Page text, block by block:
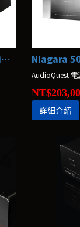
Niagara 7000 電源處理器 AudioQuest
AudioQuest
詳細介紹